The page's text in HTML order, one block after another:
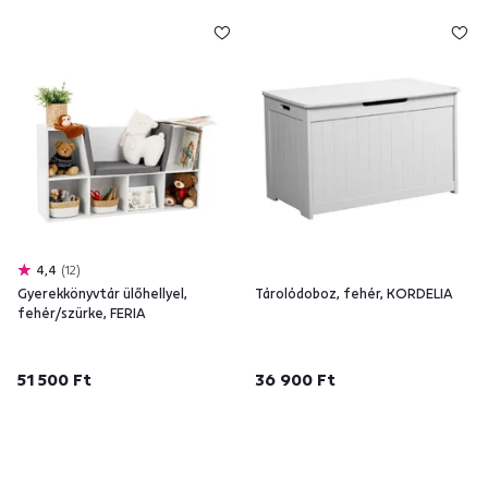
4,4 12
Gyerekkönyvtár ülőhellyel,
fehér/szürke, FERIA
51 500 Ft
Tárolódoboz, fehér, KORDELIA
36 900 Ft